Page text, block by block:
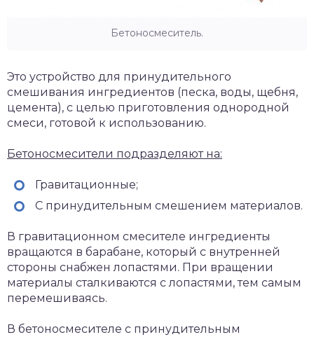
Бетоносмеситель.
Это устройство для принудительного
смешивания ингредиентов (песка, воды, щебня,
цемента), с целью приготовления однородной
смеси, готовой к использованию.
Бетоносмесители подразделяют на:
Гравитационные;
С принудительным смешением материалов.
В гравитационном смесителе ингредиенты
вращаются в барабане, который с внутренней
стороны снабжен лопастями. При вращении
материалы сталкиваются с лопастями, тем самым
перемешиваясь.
В бетоносмесителе с принудительным